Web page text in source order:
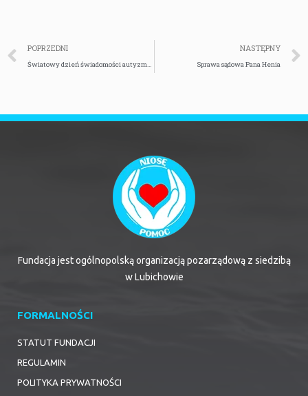
POPRZEDNI NASTĘPNY
Sprawa sądowa Pana Henia
Fundacja jest ogólnopolską organizacją pozarządową z siedzibą
w Lubichowie
FORMALNOŚCI
STATUT FUNDACJI
REGULAMIN
POLITYKA PRYWATNOŚCI